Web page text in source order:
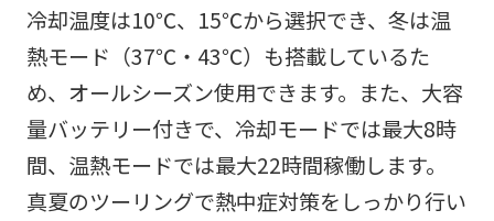
冷却温度は10℃、15℃から選択でき、冬は温
熱モード（37℃・43℃）も搭載しているた
め、オールシーズン使用できます。また、大容
量バッテリー付きで、冷却モードでは最大8時
間、温熱モードでは最大22時間稼働します。
真夏のツーリングで熱中症対策をしっかり行い